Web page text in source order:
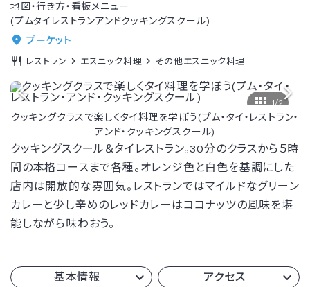
地図・行き方・看板メニュー
(プムタイレストランアンドクッキングスクール)
プーケット
レストラン エスニック料理 その他エスニック料理
クッキングスクール＆タイレストラン。30分のクラスから５時
間の本格コースまで各種。オレンジ色と白色を基調にした
店内は開放的な雰囲気。レストランではマイルドなグリーン
カレーと少し辛めのレッドカレーはココナッツの風味を堪
能しながら味わおう。
1/2
クッキングクラスで楽しくタイ料理を学ぼう(プム・タイ・レストラン・
アンド・クッキングスクール)
基本情報 アクセス